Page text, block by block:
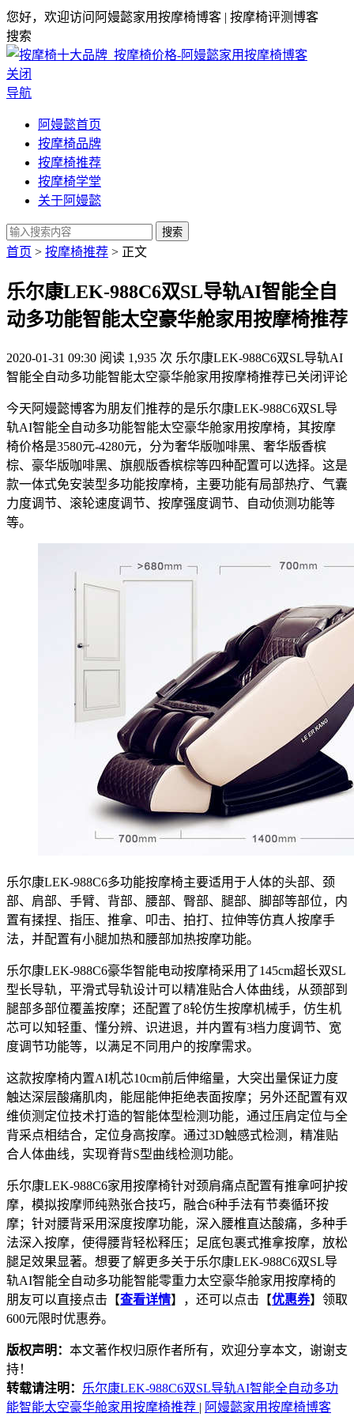
您好，欢迎访问阿嫚懿家用按摩椅博客 | 按摩椅评测博客
搜索
关闭
导航
阿嫚懿首页
按摩椅品牌
按摩椅推荐
按摩椅学堂
关于阿嫚懿
搜索
首页 > 按摩椅推荐 > 正文
乐尔康LEK-988C6双SL导轨AI智能全自
动多功能智能太空豪华舱家用按摩椅推荐
2020-01-31 09:30 阅读 1,935 次 乐尔康LEK-988C6双SL导轨AI
智能全自动多功能智能太空豪华舱家用按摩椅推荐已关闭评论
今天阿嫚懿博客为朋友们推荐的是乐尔康LEK-988C6双SL导
轨AI智能全自动多功能智能太空豪华舱家用按摩椅，其按摩
椅价格是3580元-4280元，分为奢华版咖啡黑、奢华版香槟
棕、豪华版咖啡黑、旗舰版香槟棕等四种配置可以选择。这是
款一体式免安装型多功能按摩椅，主要功能有局部热疗、气囊
力度调节、滚轮速度调节、按摩强度调节、自动侦测功能等
等。
乐尔康LEK-988C6多功能按摩椅主要适用于人体的头部、颈
部、肩部、手臂、背部、腰部、臀部、腿部、脚部等部位，内
置有揉捏、指压、推拿、叩击、拍打、拉伸等仿真人按摩手
法，并配置有小腿加热和腰部加热按摩功能。
乐尔康LEK-988C6豪华智能电动按摩椅采用了145cm超长双SL
型长导轨，平滑式导轨设计可以精准贴合人体曲线，从颈部到
腿部多部位覆盖按摩；还配置了8轮仿生按摩机械手，仿生机
芯可以知轻重、懂分辨、识进退，并内置有3档力度调节、宽
度调节功能等，以满足不同用户的按摩需求。
这款按摩椅内置AI机芯10cm前后伸缩量，大突出量保证力度
触达深层酸痛肌肉，能屈能伸拒绝表面按摩；另外还配置有双
维侦测定位技术打造的智能体型检测功能，通过压肩定位与全
背采点相结合，定位身高按摩。通过3D触感式检测，精准贴
合人体曲线，实现脊背S型曲线检测功能。
乐尔康LEK-988C6家用按摩椅针对颈肩痛点配置有推拿呵护按
摩，模拟按摩师纯熟张合技巧，融合6种手法有节奏循环按
摩；针对腰背采用深度按摩功能，深入腰椎直达酸痛，多种手
法深入按摩，使得腰背轻松释压；足底包裹式推拿按摩，放松
腿足效果显著。想要了解更多关于乐尔康LEK-988C6双SL导
轨AI智能全自动多功能智能零重力太空豪华舱家用按摩椅的
朋友可以直接点击【查看详情】，还可以点击【优惠券】领取
600元限时优惠券。
版权声明： 本文著作权归原作者所有，欢迎分享本文，谢谢支
持！
转载请注明： 乐尔康LEK-988C6双SL导轨AI智能全自动多功
能智能太空豪华舱家用按摩椅推荐 | 阿嫚懿家用按摩椅博客